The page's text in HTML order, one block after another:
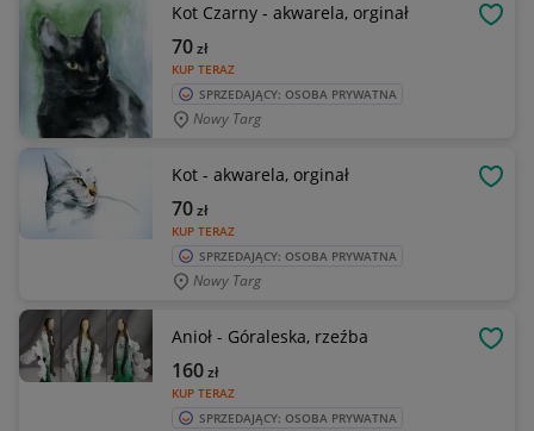
Kot Czarny - akwarela, orginał
KUP TERAZ
70zł
SPRZEDAJĄCY: OSOBA PRYWATNA
Nowy Targ
Kot - akwarela, orginał
KUP TERAZ
70zł
SPRZEDAJĄCY: OSOBA PRYWATNA
Nowy Targ
Anioł - Góraleska, rzeźba
KUP TERAZ
160zł
SPRZEDAJĄCY: OSOBA PRYWATNA